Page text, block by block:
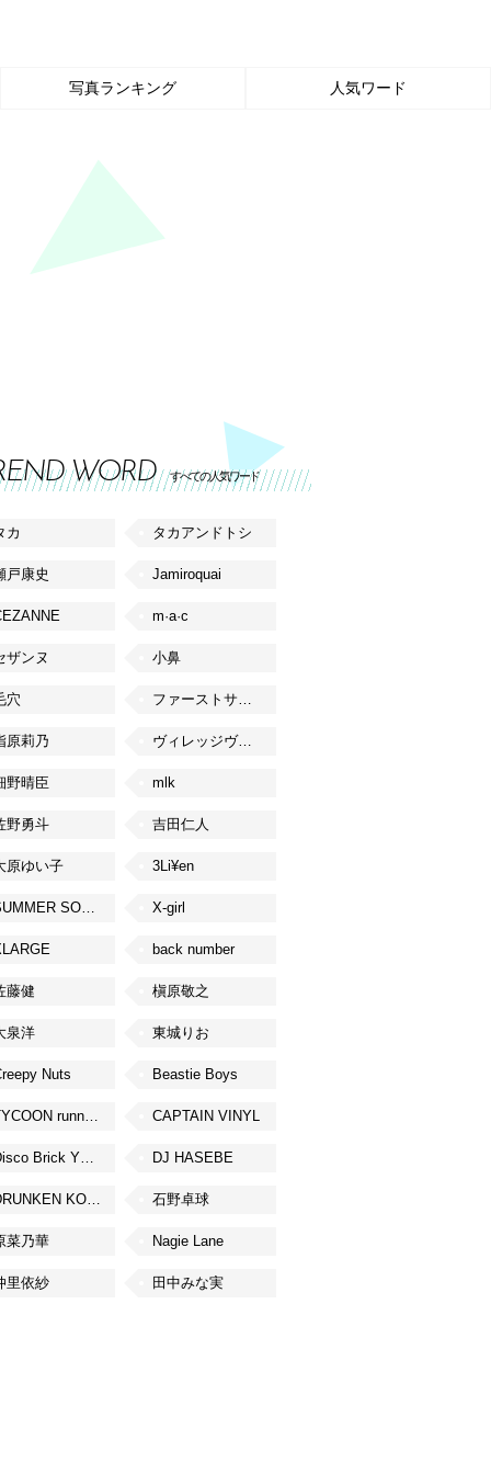
写真ランキング 人気ワード
WORD すべての人気ワード
カ タカアンドトシ
戸康史 Jamiroquai
m·a·c
ザンヌ 小鼻
穴 ファーストサマーウイカ
原莉乃 ヴィレッジヴァンガード
野晴臣 mlk
野勇斗 吉田仁人
原ゆい子 3Li¥en
SUMMER SONIC X-girl
back number
藤健 槇原敬之
泉洋 東城りお
Nuts Beastie Boys
TYCOON running CAPTAIN VINYL
Disco Brick YOKOHAMA DJ HASEBE
DRUNKEN KONG 石野卓球
菜乃華 Nagie Lane
里依紗 田中みな実